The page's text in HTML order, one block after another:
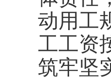
动用工
工工资
筑牢坚